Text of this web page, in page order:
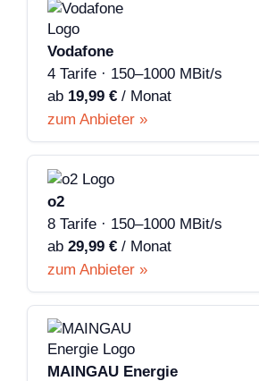
Vodafone
4 Tarife · 150–1000 MBit/s
ab 19,99 € / Monat
zum Anbieter »
o2
8 Tarife · 150–1000 MBit/s
ab 29,99 € / Monat
zum Anbieter »
MAINGAU Energie